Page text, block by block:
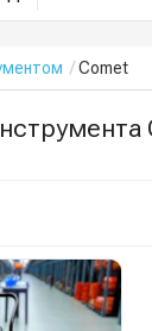
Comet